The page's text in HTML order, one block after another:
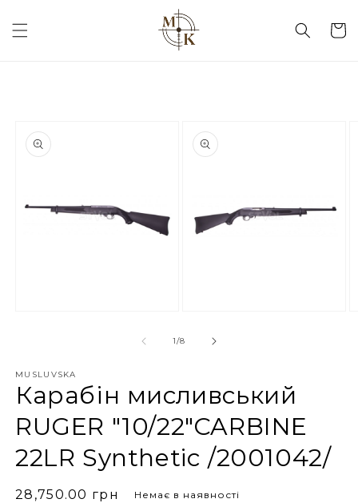
кошик
1/8
MUSLUVSKA
Карабін мисливський
RUGER "10/22"CARBINE
22LR Synthetic /2001042/
28,750.00 грн Немає в наявності